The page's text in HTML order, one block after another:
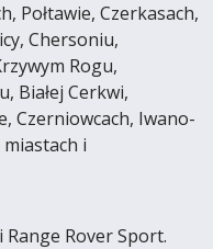
Połtawie, Czerkasach,
Chersoniu,
Rogu,
Białej Cerkwi,
Czerniowcach, Iwano-
i
Rover Sport.